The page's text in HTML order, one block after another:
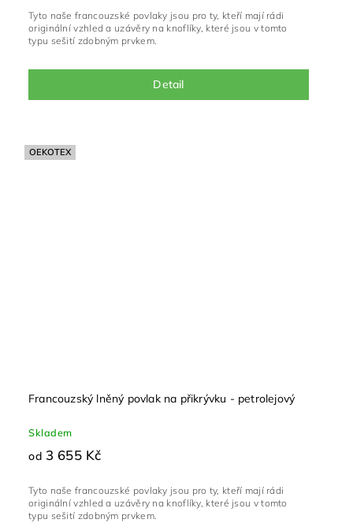
Detail
Tyto naše francouzské povlaky jsou pro ty, kteří mají rádi
originální vzhled a uzávěry na knoflíky, které jsou v tomto
typu sešití zdobným prvkem.
OEKOTEX
Francouzský lněný povlak na přikrývku - petrolejový
Skladem
od 3 655 Kč
Tyto naše francouzské povlaky jsou pro ty, kteří mají rádi
originální vzhled a uzávěry na knoflíky, které jsou v tomto
typu sešití zdobným prvkem.